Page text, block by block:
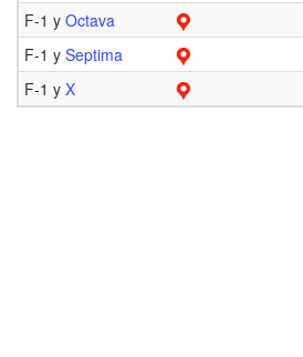
F-1 y Octava
F-1 y Septima
F-1 y X